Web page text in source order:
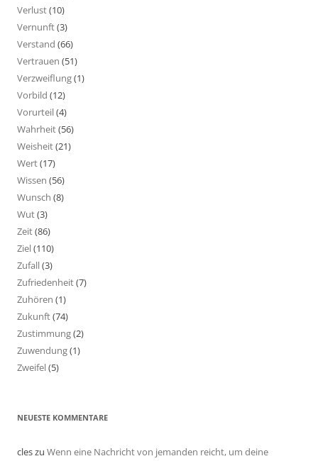
Verlust(10)
Vernunft(3)
Verstand (66)
Vertrauen (51)
Verzweiflung(1)
Vorbild (12)
Vorurteil(4)
Wahrheit(56)
Weisheit(21)
Wert(17)
Wissen (56)
Wunsch (8)
Wut(3)
Zeit(86)
Ziel(110)
Zufall(3)
Zufriedenheit(7)
Zuhören (1)
Zukunft(74)
Zustimmung(2)
Zuwendung(1)
Zweifel(5)
NEUESTE KOMMENTARE
cleszu Wenn eine Nachricht von jemanden reicht, um deine